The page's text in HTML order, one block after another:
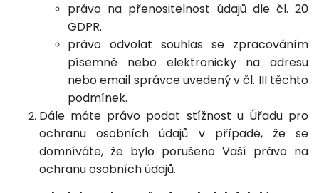
právo na přenositelnost údajů dle čl. 20
GDPR.
právo odvolat souhlas se zpracováním
písemně nebo elektronicky na adresu
nebo email správce uvedený v čl. III těchto
podmínek.
Dále máte právo podat stížnost u Úřadu pro
ochranu osobních údajů v případě, že se
domníváte, že bylo porušeno Vaší právo na
ochranu osobních údajů.